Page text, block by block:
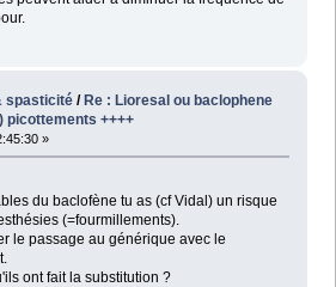
spasticité / Re : Lioresal ou baclophene
picottements ++++
»
du baclofène tu as (cf Vidal) un risque
(=fourmillements).
le passage au générique avec le
ont fait la substitution ?